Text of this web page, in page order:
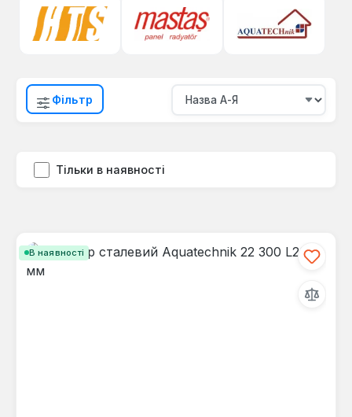
Фільтр
Тільки в наявності
В наявності